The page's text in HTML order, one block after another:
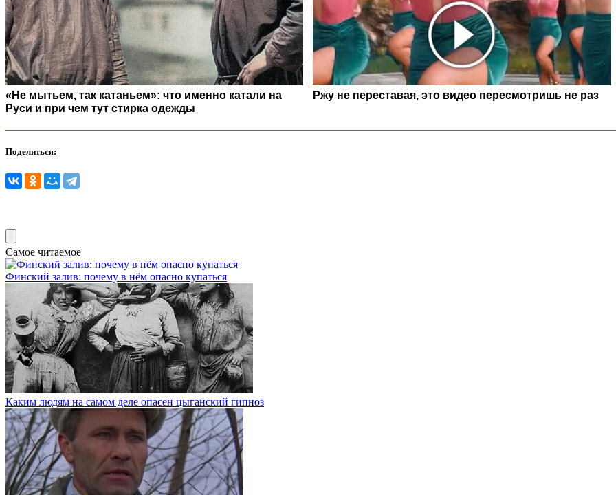
«Не мытьем, так катаньем»: что именно катали на
Руси и при чем тут стирка одежды
Ржу не переставая, это видео пересмотришь не раз
Поделиться:
Самое читаемое
Финский залив: почему в нём опасно купаться
Каким людям на самом деле опасен цыганский гипноз